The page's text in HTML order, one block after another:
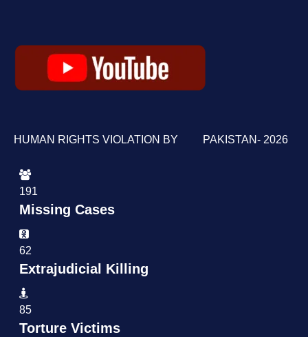
HUMAN RIGHTS VIOLATION BY PAKISTAN- 2026
191
Missing Cases
62
Extrajudicial Killing
85
Torture Victims